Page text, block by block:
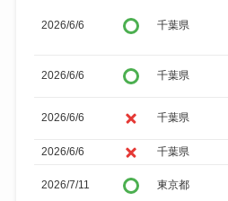
2026/6/6 千葉県
2026/6/6 千葉県
2026/6/6 千葉県
2026/6/6
千葉県
2026/7/11 東京都